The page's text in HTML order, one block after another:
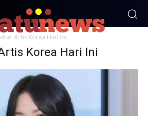
Artis Korea Hari Ini
Korea Hari Ini